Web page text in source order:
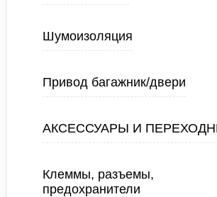
Шумоизоляция
Привод багажник/двери
АКСЕССУАРЫ И
Клеммы, разъемы,
предохранители